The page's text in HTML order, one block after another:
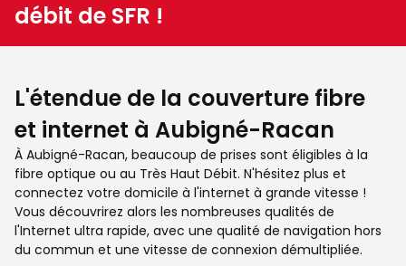
débit de SFR !
L'étendue de la couverture fibre
et internet à Aubigné-Racan
À Aubigné-Racan, beaucoup de prises sont éligibles à la
fibre optique ou au Très Haut Débit. N'hésitez plus et
connectez votre domicile à l'internet à grande vitesse !
Vous découvrirez alors les nombreuses qualités de
l'Internet ultra rapide, avec une qualité de navigation hors
du commun et une vitesse de connexion démultipliée.